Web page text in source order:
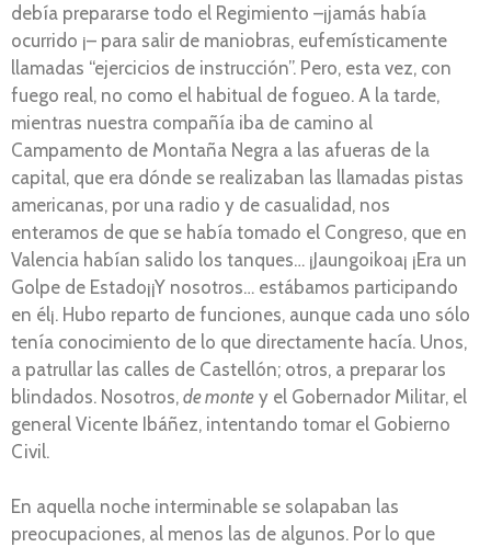
debía prepararse todo el Regimiento –¡jamás había
ocurrido ¡– para salir de maniobras, eufemísticamente
llamadas “ejercicios de instrucción”. Pero, esta vez, con
fuego real, no como el habitual de fogueo. A la tarde,
mientras nuestra compañía iba de camino al
Campamento de Montaña Negra a las afueras de la
capital, que era dónde se realizaban las llamadas pistas
americanas, por una radio y de casualidad, nos
enteramos de que se había tomado el Congreso, que en
Valencia habían salido los tanques… ¡Jaungoikoa¡ ¡Era un
Golpe de Estado¡¡Y nosotros… estábamos participando
en él¡. Hubo reparto de funciones, aunque cada uno sólo
tenía conocimiento de lo que directamente hacía. Unos,
a patrullar las calles de Castellón; otros, a preparar los
blindados. Nosotros, de monte y el Gobernador Militar, el
general Vicente Ibáñez, intentando tomar el Gobierno
Civil.
En aquella noche interminable se solapaban las
preocupaciones, al menos las de algunos. Por lo que